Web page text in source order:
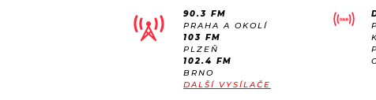
AKTUÁLNĚ
ROZHOVORY
#NEBUDUDOMA
90.3 FM
PRAHA A OKOLÍ
103 FM
PLZEŇ
102.4 FM
BRNO
DALŠÍ VYSÍLAČE